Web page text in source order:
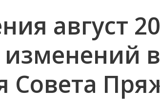
август
Совета